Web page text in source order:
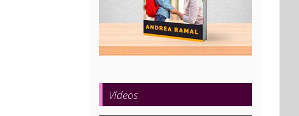
Vídeos